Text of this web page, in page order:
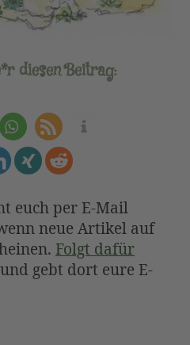
diesen Beitrag:
euch per E-Mail
neue Artikel auf
Folgt dafür
und gebt dort eure E-